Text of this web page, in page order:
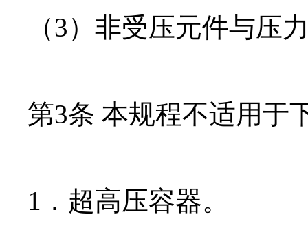
（3）非受压元件与压
第3条 本规程不适用于
1．超高压容器。